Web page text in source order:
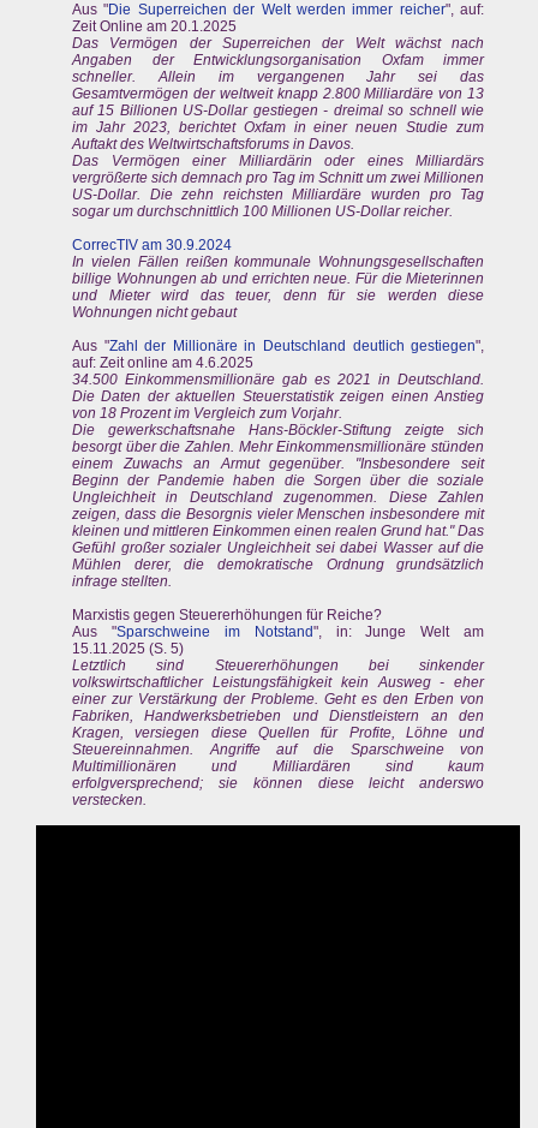
Aus "Die Superreichen der Welt werden immer reicher", auf:
Zeit Online am 20.1.2025
Das Vermögen der Superreichen der Welt wächst nach
Angaben der Entwicklungsorganisation Oxfam immer
schneller. Allein im vergangenen Jahr sei das
Gesamtvermögen der weltweit knapp 2.800 Milliardäre von 13
auf 15 Billionen US-Dollar gestiegen - dreimal so schnell wie
im Jahr 2023, berichtet Oxfam in einer neuen Studie zum
Auftakt des Weltwirtschaftsforums in Davos.
Das Vermögen einer Milliardärin oder eines Milliardärs
vergrößerte sich demnach pro Tag im Schnitt um zwei Millionen
US-Dollar. Die zehn reichsten Milliardäre wurden pro Tag
sogar um durchschnittlich 100 Millionen US-Dollar reicher.
CorrecTIV am 30.9.2024
In vielen Fällen reißen kommunale Wohnungsgesellschaften
billige Wohnungen ab und errichten neue. Für die Mieterinnen
und Mieter wird das teuer, denn für sie werden diese
Wohnungen nicht gebaut
Aus "Zahl der Millionäre in Deutschland deutlich gestiegen",
auf: Zeit online am 4.6.2025
34.500 Einkommensmillionäre gab es 2021 in Deutschland.
Die Daten der aktuellen Steuerstatistik zeigen einen Anstieg
von 18 Prozent im Vergleich zum Vorjahr.
Die gewerkschaftsnahe Hans-Böckler-Stiftung zeigte sich
besorgt über die Zahlen. Mehr Einkommensmillionäre stünden
einem Zuwachs an Armut gegenüber. "Insbesondere seit
Beginn der Pandemie haben die Sorgen über die soziale
Ungleichheit in Deutschland zugenommen. Diese Zahlen
zeigen, dass die Besorgnis vieler Menschen insbesondere mit
kleinen und mittleren Einkommen einen realen Grund hat." Das
Gefühl großer sozialer Ungleichheit sei dabei Wasser auf die
Mühlen derer, die demokratische Ordnung grundsätzlich
infrage stellten.
Marxistis gegen Steuererhöhungen für Reiche?
Aus "Sparschweine im Notstand", in: Junge Welt am
15.11.2025 (S. 5)
Letztlich sind Steuererhöhungen bei sinkender
volkswirtschaftlicher Leistungsfähigkeit kein Ausweg - eher
einer zur Verstärkung der Probleme. Geht es den Erben von
Fabriken, Handwerksbetrieben und Dienstleistern an den
Kragen, versiegen diese Quellen für Profite, Löhne und
Steuereinnahmen. Angriffe auf die Sparschweine von
Multimillionären und Milliardären sind kaum
erfolgversprechend; sie können diese leicht anderswo
verstecken.